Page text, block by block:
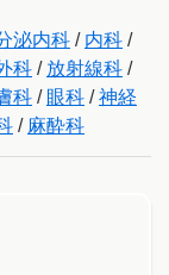
泌内科 / 内科 /
科 / 放射線科 /
科 / 眼科 /神経
/ 麻酔科